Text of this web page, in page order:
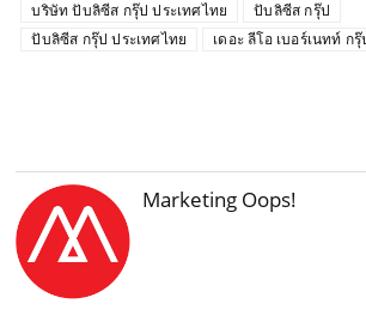
บริษัท ปับลิซีส กรุ๊ป ประเทศไทย
ปับลิซีส กรุ๊ป
ปับลิซีส กรุ๊ป ประเทศไทย
เดอะ ลีโอ เบอร์เนทท์ กรุ๊ป
Marketing Oops!